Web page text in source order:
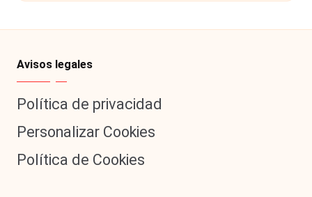
Avisos legales
Política de privacidad
Personalizar Cookies
Política de Cookies